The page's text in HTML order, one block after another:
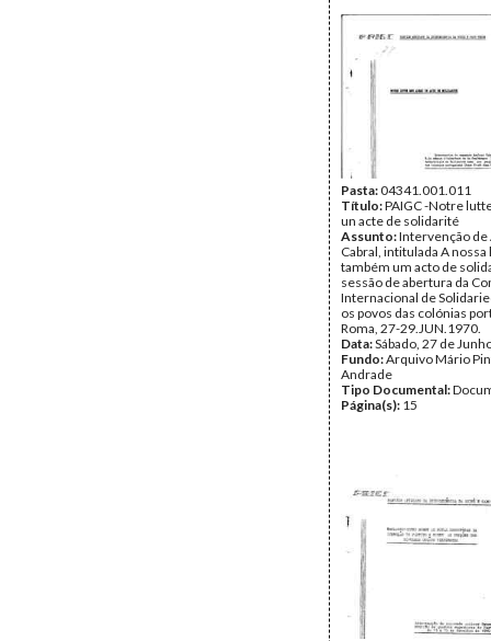
manifesta a sua
provérbio africano ("para
piolhos da cabeça de um
é indispensável cortar-
Data:
Fundo:
Arquivo Mário
Andrade
Tipo Documental:
Página(s):
Pasta:04341.001.011
Título:PAIGC -Notre
un acte de solidarité
Assunto:Intervenção de
Cabral, intitulada A nossa
também um acto de
sessão de abertura da
Internacional de
os povos das colónias
Roma, 27-29.JUN.1970.
Data:Sábado, 27 de
Fundo:Arquivo Mário
Andrade
Tipo Documental:
Página(s): 15